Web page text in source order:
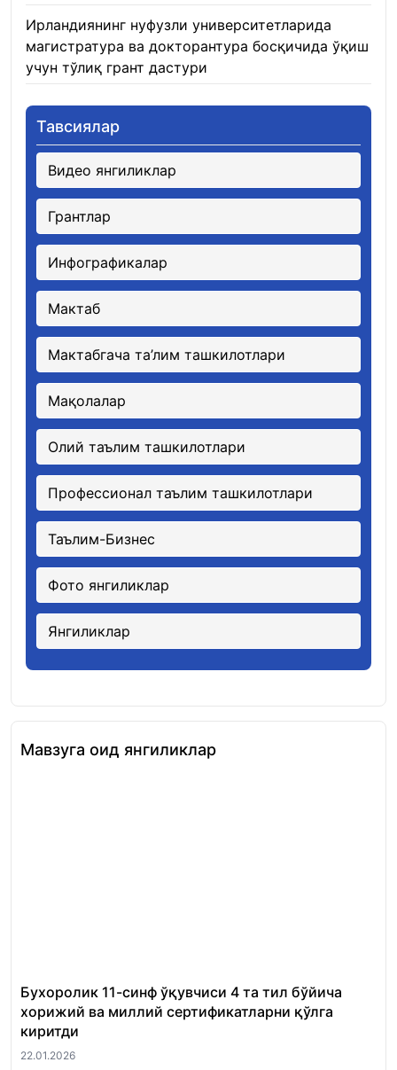
Ирландиянинг нуфузли университетларида
магистратура ва докторантура босқичида ўқиш
учун тўлиқ грант дастури
Тавсиялар
Видео янгиликлар
Грантлар
Инфографикалар
Мактаб
Мактабгача та’лим ташкилотлари
Мақолалар
Олий таълим ташкилотлари
Профессионал таълим ташкилотлари
Таълим-Бизнес
Фото янгиликлар
Янгиликлар
Мавзуга оид янгиликлар
Бухоролик 11-синф ўқувчиси 4 та тил бўйича
хорижий ва миллий сертификатларни қўлга
киритди
22.01.2026